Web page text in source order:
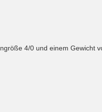
4/0 und einem Gewicht